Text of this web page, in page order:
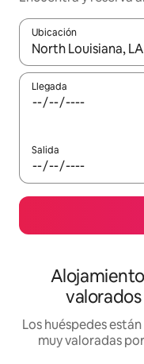
Ubicación
Cuando los
Llegada
Salida
Los huéspedes
muy valoradas